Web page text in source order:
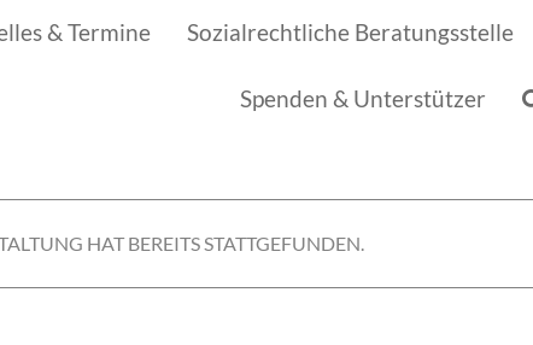
& Termine Sozialrechtliche Beratungsstelle
Spenden & Unterstützer
HAT BEREITS STATTGEFUNDEN.